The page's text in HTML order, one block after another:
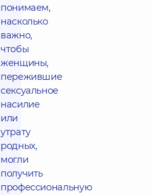
понимаем,
насколько
важно,
чтобы
женщины,
пережившие
сексуальное
насилие
или
утрату
родных,
могли
получить
профессиональную